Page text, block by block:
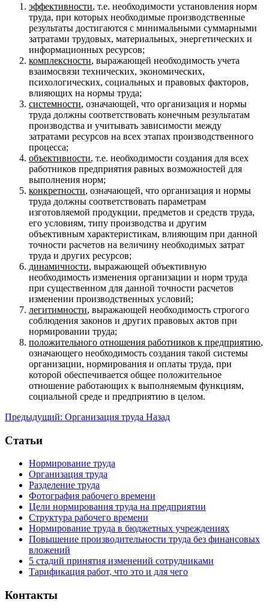
эффективности, т.е. необходимости установления норм
труда, при которых необходимые производственные
результаты достигаются с минимальными суммарными
затратами трудовых, материальных, энергетических и
информационных ресурсов;
комплексности, выражающей необходимость учета
взаимосвязи технических, экономических,
психологических, социальных и правовых факторов,
влияющих на нормы труда;
системности, означающей, что организация и нормы
труда должны соответствовать конечным результатам
производства и учитывать зависимости между
затратами ресурсов на всех этапах производственного
процесса;
объективности, т.е. необходимости создания для всех
работников предприятия равных возможностей для
выполнения норм;
конкретности, означающей, что организация и нормы
труда должны соответствовать параметрам
изготовляемой продукции, предметов и средств труда,
его условиям, типу производства и другим
объективным характеристикам, влияющим при данной
точности расчетов на величину необходимых затрат
труда и других ресурсов;
динамичности, выражающей объективную
необходимость изменения организации и норм труда
при существенном для данной точности расчетов
изменении производственных условий;
легитимности, выражающей необходимость строгого
соблюдения законов и других правовых актов при
нормировании труда;
положительного отношения работников к предприятию,
означающего необходимость создания такой системы
организации, нормирования и оплаты труда, при
которой обеспечивается общее положительное
отношение работающих к выполняемым функциям,
социальной среде и предприятию в целом.
Предыдущий: Организация труда Назад
Статьи
Нормирование труда
Организация труда
Разделение труда
Фотография рабочего времени
Цели нормирования труда на предприятии
Структура рабочего времени
Нормирование труда в бюджетных учреждениях
Повышение производительности труда без финансовых
вложений
5 стадий принятия изменений сотрудниками
Тарификация работ, что это и для чего
Контакты